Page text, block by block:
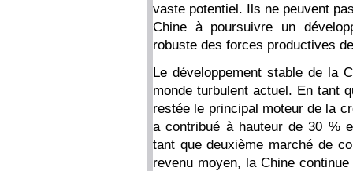
vaste potentiel. Ils ne peuvent
Chine à poursuivre un
robuste des forces productives
Le développement stable de la
monde turbulent actuel. En tant
restée le principal moteur de la
a contribué à hauteur de 30 %
tant que deuxième marché de
revenu moyen, la Chine